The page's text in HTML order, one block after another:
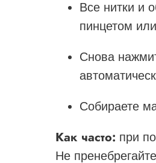
Все нитки и
пинцетом
Снова
Собираете
Как часто: при
Не